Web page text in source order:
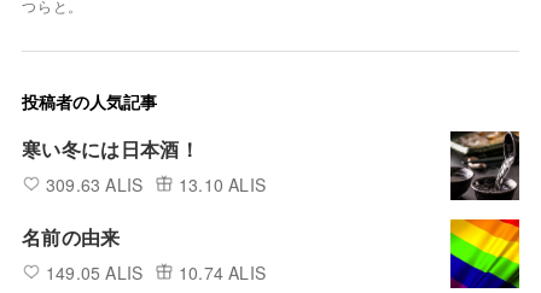
つらと。
投稿者の人気記事
寒い冬には日本酒！
309.63 ALIS 13.10 ALIS
名前の由来
149.05 ALIS 10.74 ALIS